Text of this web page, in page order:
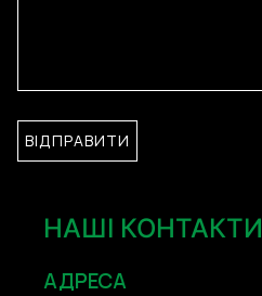
НАШІ КОНТАКТИ
АДРЕСА